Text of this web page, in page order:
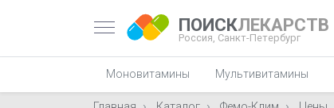
ПОИСКЛЕКАРСТВ
Россия, Санкт-Петербург
Моновитамины Мультивитамины